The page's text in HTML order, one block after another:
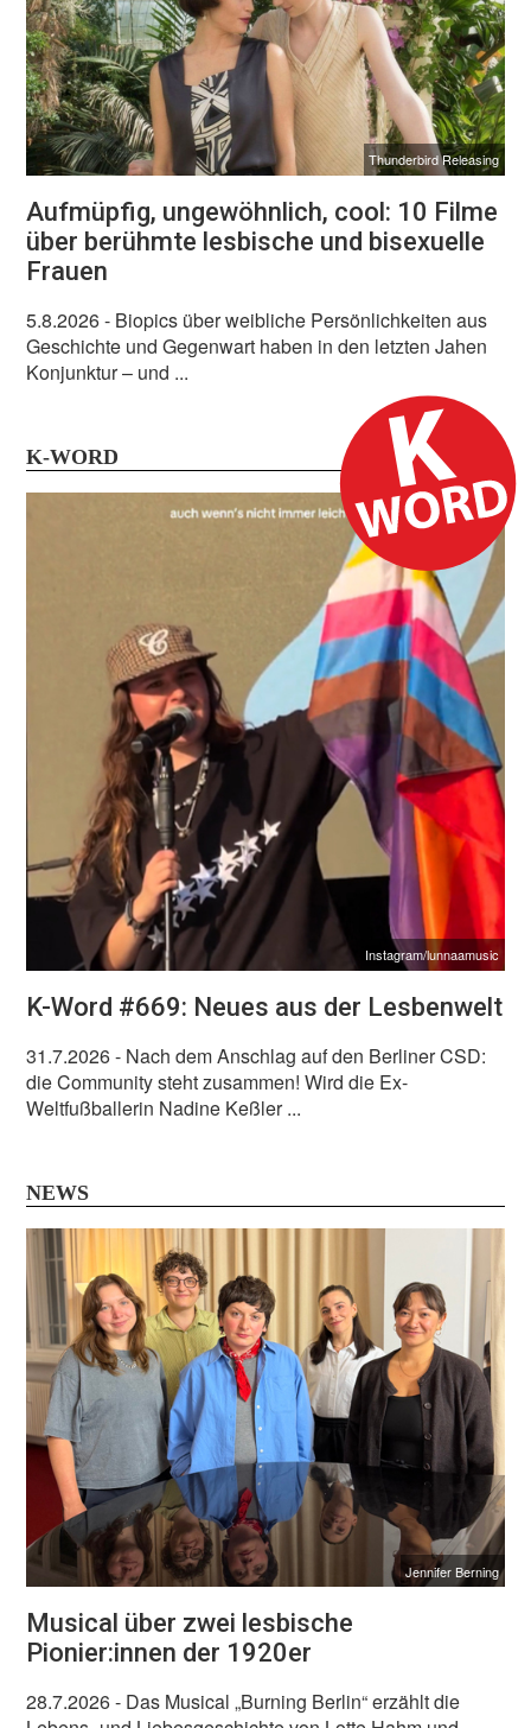
Thunderbird Releasing
Aufmüpfig, ungewöhnlich, cool: 10 Filme
über berühmte lesbische und bisexuelle
Frauen
5.8.2026- Biopics über weibliche Persönlichkeiten aus
Geschichte und Gegenwart haben in den letzten Jahen
Konjunktur – und ...
K-WORD
Instagram/lunnaamusic
K-Word #669: Neues aus der Lesbenwelt
31.7.2026- Nach dem Anschlag auf den Berliner CSD:
die Community steht zusammen! Wird die Ex-
Weltfußballerin Nadine Keßler ...
NEWS
Jennifer Berning
Musical über zwei lesbische
Pionier:innen der 1920er
28.7.2026- Das Musical „Burning Berlin“ erzählt die